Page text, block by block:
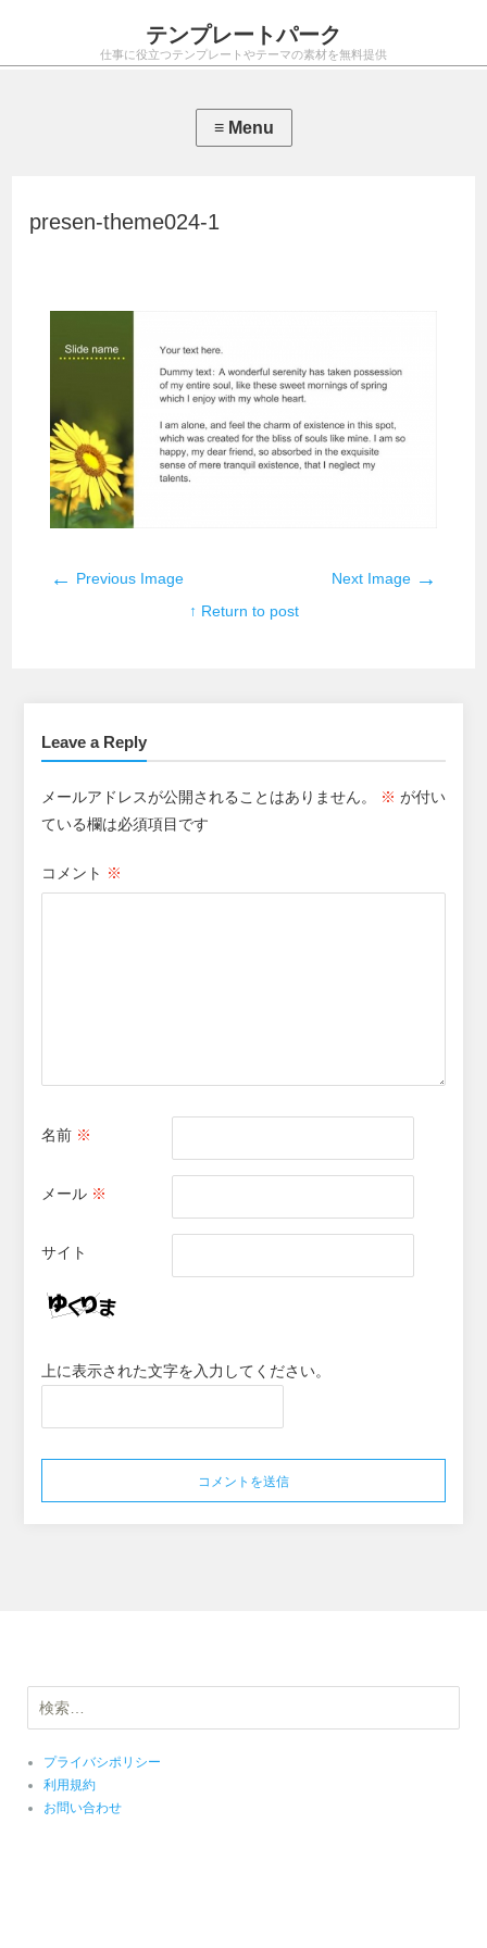
テンプレートパーク
仕事に役立つテンプレートやテーマの素材を無料提供
presen-theme024-1
← Previous Image Next Image →
↑ Return to post
Leave a Reply
メールアドレスが公開されることはありません。 ※ が付い
ている欄は必須項目です
コメント ※
名前 ※
メール ※
サイト
上に表示された文字を入力してください。
索:
プライバシポリシー
利用規約
お問い合わせ